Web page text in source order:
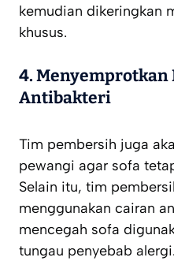
kemudian dikeringkan
khusus.
4. Menyemprotkan
Antibakteri
Tim pembersih juga
pewangi agar sofa
Selain itu, tim
menggunakan cairan
mencegah sofa
tungau penyebab alergi.